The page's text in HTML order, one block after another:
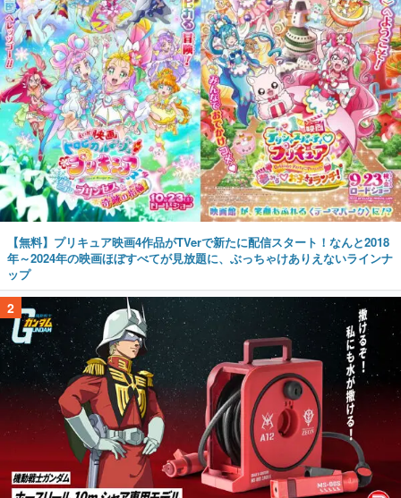
【無料】プリキュア映画4作品がTVerで新たに配信スタート！なんと2018
年～2024年の映画ほぼすべてが見放題に、ぶっちゃけありえないラインナ
ップ
2